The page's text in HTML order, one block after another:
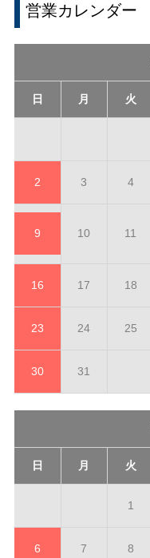
営業カレンダー
日 月 火
2 3 4
9 10 11
16 17 18
23 24 25
30 31
日 月 火
1
6 7 8